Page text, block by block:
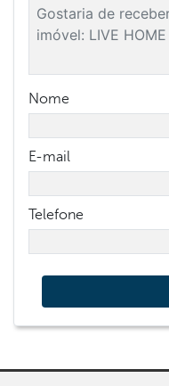
Nome
E-mail
Telefone